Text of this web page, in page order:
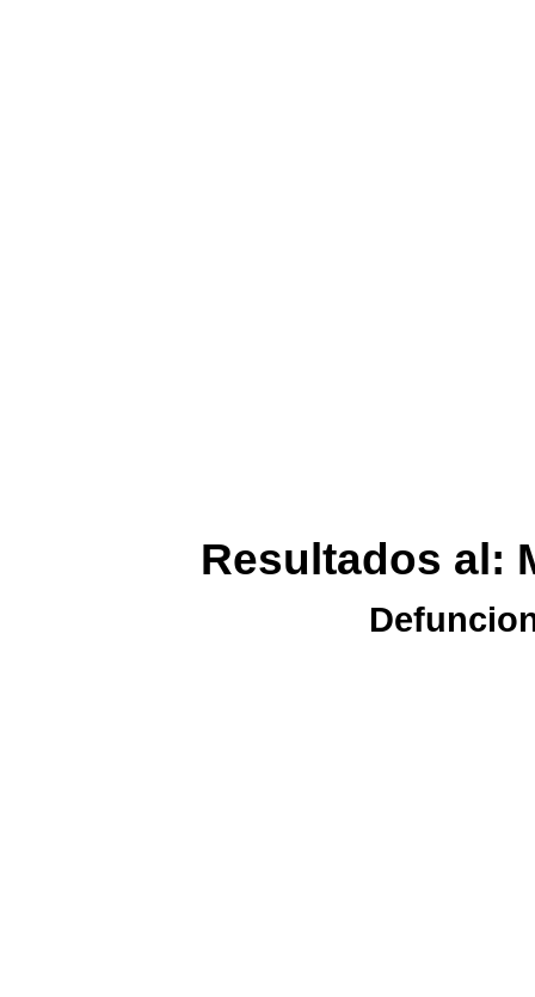
Resultados al: